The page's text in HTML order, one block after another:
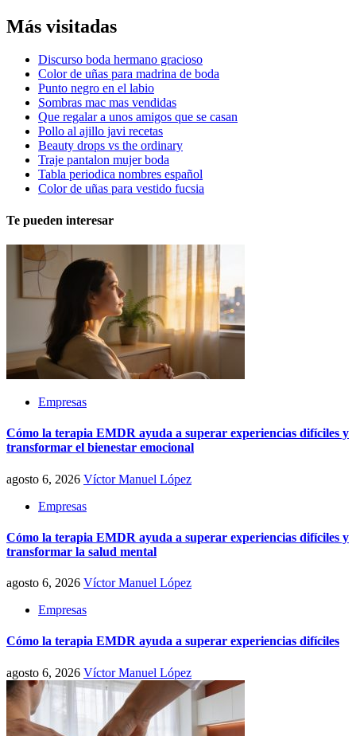
Más visitadas
Discurso boda hermano gracioso
Color de uñas para madrina de boda
Punto negro en el labio
Sombras mac mas vendidas
Que regalar a unos amigos que se casan
Pollo al ajillo javi recetas
Beauty drops vs the ordinary
Traje pantalon mujer boda
Tabla periodica nombres español
Color de uñas para vestido fucsia
Te pueden interesar
Empresas
Cómo la terapia EMDR ayuda a superar experiencias difíciles y
transformar el bienestar emocional
agosto 6, 2026 Víctor Manuel López
Empresas
Cómo la terapia EMDR ayuda a superar experiencias difíciles y
transformar la salud mental
agosto 6, 2026 Víctor Manuel López
Empresas
Cómo la terapia EMDR ayuda a superar experiencias difíciles
agosto 6, 2026 Víctor Manuel López